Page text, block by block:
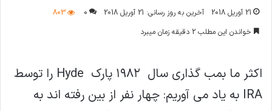
21 آوریل 2018 آخرین به روز رسانی: 21 آوریل 2018 0
803
خواندن این مطلب 2 دقیقه زمان میبرد
اکثر ما بمب گذاری سال ۱۹۸۲ پارک Hyde را توسط
IRA به یاد می آوریم: چهار نفر از بین رفته اند به